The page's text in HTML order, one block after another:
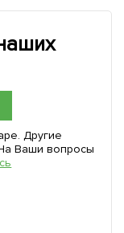
Другие
Ваши вопросы